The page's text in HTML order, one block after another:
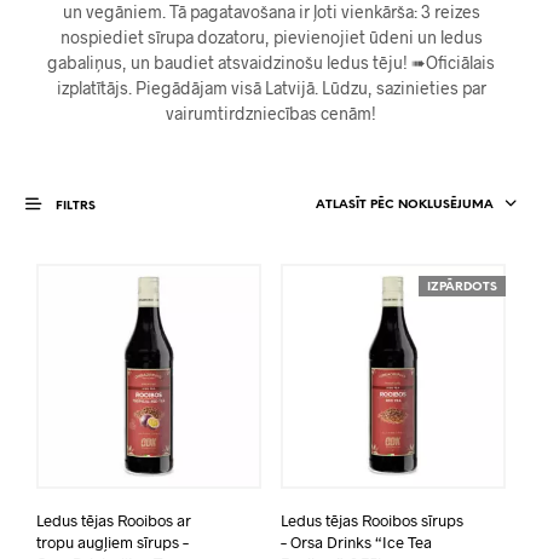
un vegāniem. Tā pagatavošana ir ļoti vienkārša: 3 reizes
nospiediet sīrupa dozatoru, pievienojiet ūdeni un ledus
gabaliņus, un baudiet atsvaidzinošu ledus tēju! ➠Oficiālais
izplatītājs. Piegādājam visā Latvijā. Lūdzu, sazinieties par
vairumtirdzniecības cenām!
FILTRS ATLASĪT PĒC NOKLUSĒJUMA
Ledus tējas Rooibos ar
tropu augļiem sīrups –
IZPĀRDOTS
Ledus tējas Rooibos sīrups
– Orsa Drinks “Ice Tea